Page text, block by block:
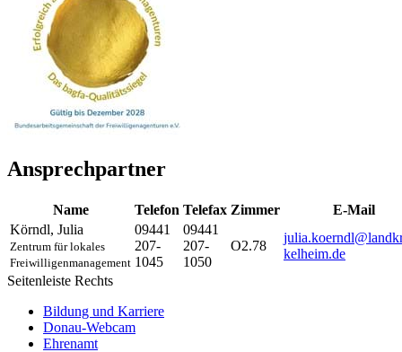
Ansprechpartner
Name Telefon Telefax Zimmer
E-Mail
Körndl, Julia
Zentrum für lokales
Freiwilligenmanagement
09441
207-
1045
09441
207-
1050
O2.78
kelheim.de
Seitenleiste Rechts
Bildung und Karriere
Donau-Webcam
Ehrenamt